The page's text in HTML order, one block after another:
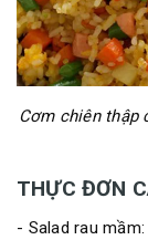
Cơm chiên thập
THỰC ĐƠN
- Salad rau